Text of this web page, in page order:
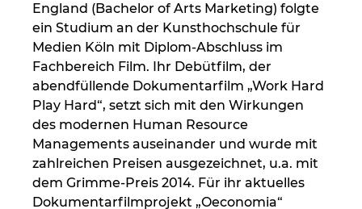
England (Bachelor of Arts Marketing) folgte
ein Studium an der Kunsthochschule für
Medien Köln mit Diplom-Abschluss im
Fachbereich Film. Ihr Debütfilm, der
abendfüllende Dokumentarfilm „Work Hard
Play Hard“, setzt sich mit den Wirkungen
des modernen Human Resource
Managements auseinander und wurde mit
zahlreichen Preisen ausgezeichnet, u.a. mit
dem Grimme-Preis 2014. Für ihr aktuelles
Dokumentarfilmprojekt „Oeconomia“